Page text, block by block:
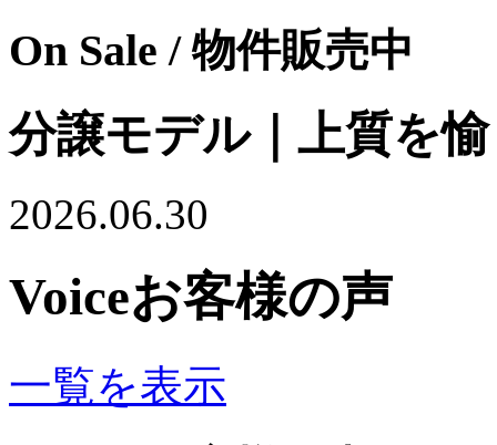
On Sale / 物件販売中
分譲モデル｜上質を
2026.06.30
Voiceお客様の声
一覧を表示